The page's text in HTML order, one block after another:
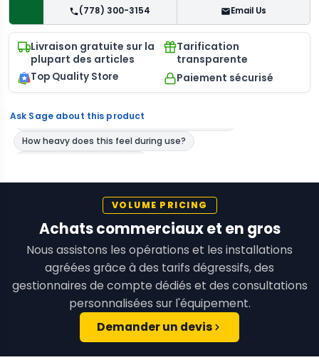
(778) 300-3154 Email Us
Livraison gratuite sur la
plupart des articles
Tarification
transparente
Top Quality Store Paiement sécurisé
Ask Sage about this product
VOLUME PRICING
Achats commerciaux et en gros
Nous assistons les opérations et les installations
agréées grâce à des tarifs dégressifs, des
gestionnaires de compte dédiés et des consultations
personnalisées sur l'équipement.
Demander un devis